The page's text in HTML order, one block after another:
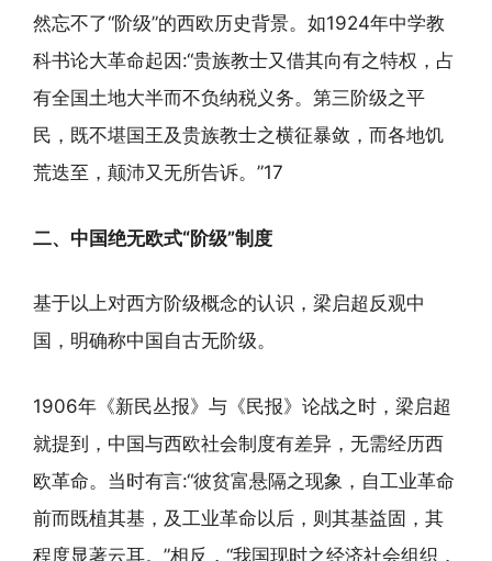
然忘不了“阶级”的西欧历史背景。如1924年中学教
科书论大革命起因:“贵族教士又借其向有之特权，占
有全国土地大半而不负纳税义务。第三阶级之平
民，既不堪国王及贵族教士之横征暴敛，而各地饥
荒迭至，颠沛又无所告诉。”17
二、中国绝无欧式“阶级”制度
基于以上对西方阶级概念的认识，梁启超反观中
国，明确称中国自古无阶级。
1906年《新民丛报》与《民报》论战之时，梁启超
就提到，中国与西欧社会制度有差异，无需经历西
欧革命。当时有言:“彼贫富悬隔之现象，自工业革命
前而既植其基，及工业革命以后，则其基益固，其
程度显著云耳。”相反，“我国现时之经济社会组织，